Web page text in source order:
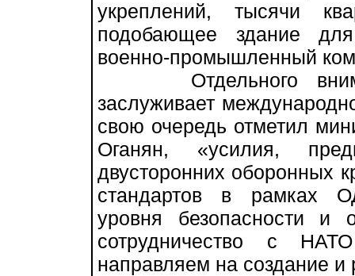
укреплений, тысячи
подобающее здание
военно-промышленный
Отдельного
заслуживает
свою очередь отметил
Оганян, «усилия,
двусторонних оборонных
стандартов в рамках
уровня безопасности и
сотрудничество с
направляем на создание и